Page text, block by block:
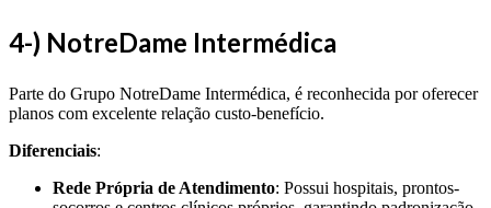
4-) NotreDame Intermédica
Parte do Grupo NotreDame Intermédica, é reconhecida por oferecer
planos com excelente relação custo-benefício.
Diferenciais:
Rede Própria de Atendimento: Possui hospitais, prontos-